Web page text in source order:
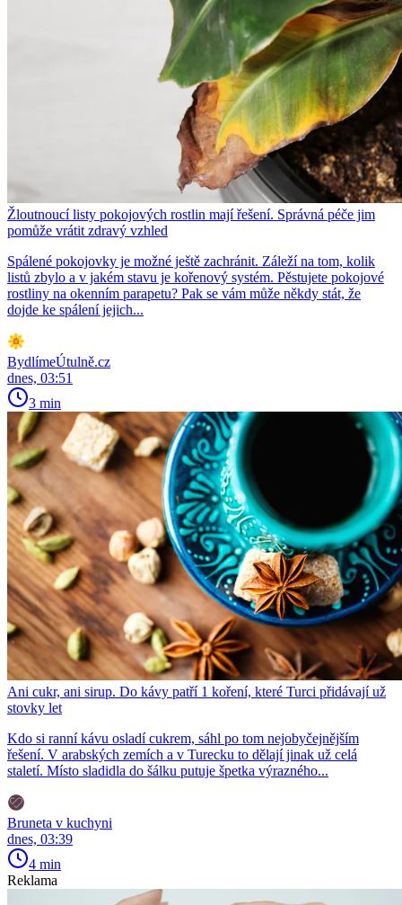
Žloutnoucí listy pokojových rostlin mají řešení. Správná péče jim
pomůže vrátit zdravý vzhled
Spálené pokojovky je možné ještě zachránit. Záleží na tom, kolik
listů zbylo a v jakém stavu je kořenový systém. Pěstujete pokojové
rostliny na okenním parapetu? Pak se vám může někdy stát, že
dojde ke spálení jejich...
BydlímeÚtulně.cz
dnes, 03:51
3 min
Ani cukr, ani sirup. Do kávy patří 1 koření, které Turci přidávají už
stovky let
Kdo si ranní kávu osladí cukrem, sáhl po tom nejobyčejnějším
řešení. V arabských zemích a v Turecku to dělají jinak už celá
staletí. Místo sladidla do šálku putuje špetka výrazného...
Bruneta v kuchyni
dnes, 03:39
4 min
Reklama